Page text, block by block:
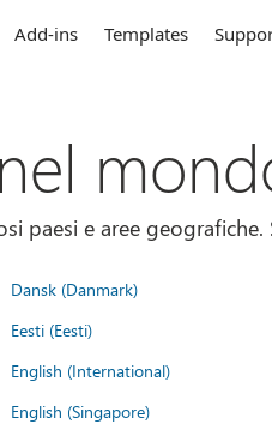
Add-ins Templates
paesi e aree
Dansk (Danmark)
Eesti (Eesti)
English (International)
English (Singapore)